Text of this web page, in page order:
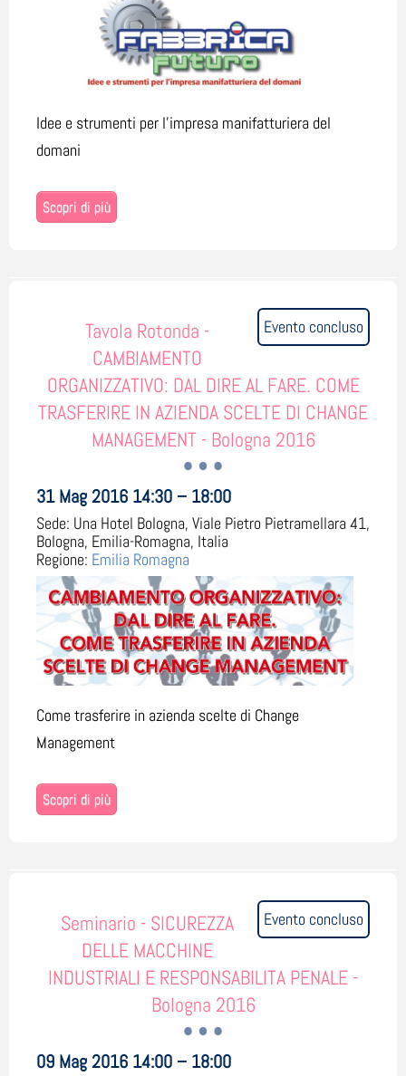
Idee e strumenti per l'impresa manifatturiera del
domani
Scopri di più
Evento concluso
Tavola Rotonda -
CAMBIAMENTO
ORGANIZZATIVO: DAL DIRE AL FARE. COME
TRASFERIRE IN AZIENDA SCELTE DI CHANGE
MANAGEMENT - Bologna 2016
31 Mag 2016 14:30 – 18:00
Sede: Una Hotel Bologna, Viale Pietro Pietramellara 41,
Bologna, Emilia-Romagna, Italia
Regione: Emilia Romagna
Come trasferire in azienda scelte di Change
Management
Scopri di più
Evento concluso
Seminario - SICUREZZA
DELLE MACCHINE
INDUSTRIALI E RESPONSABILITA PENALE -
Bologna 2016
09 Mag 2016 14:00 – 18:00